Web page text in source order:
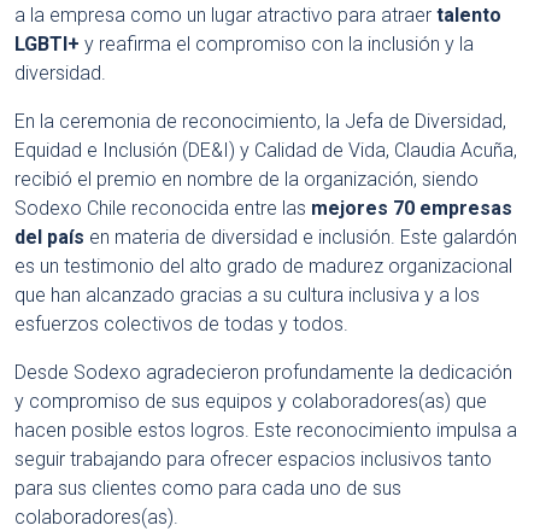
a la empresa como un lugar atractivo para atraer talento
LGBTI+ y reafirma el compromiso con la inclusión y la
diversidad.
En la ceremonia de reconocimiento, la Jefa de Diversidad,
Equidad e Inclusión (DE&I) y Calidad de Vida, Claudia Acuña,
recibió el premio en nombre de la organización, siendo
Sodexo Chile reconocida entre las mejores 70 empresas
del país en materia de diversidad e inclusión. Este galardón
es un testimonio del alto grado de madurez organizacional
que han alcanzado gracias a su cultura inclusiva y a los
esfuerzos colectivos de todas y todos.
Desde Sodexo agradecieron profundamente la dedicación
y compromiso de sus equipos y colaboradores(as) que
hacen posible estos logros. Este reconocimiento impulsa a
seguir trabajando para ofrecer espacios inclusivos tanto
para sus clientes como para cada uno de sus
colaboradores(as).